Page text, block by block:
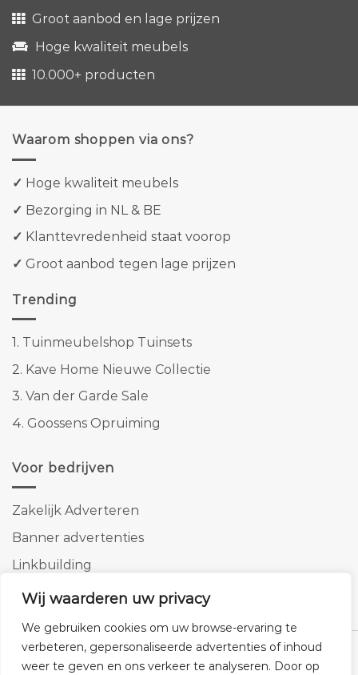
Wij waarderen uw privacy
We gebruiken cookies om uw browse-ervaring te
verbeteren, gepersonaliseerde advertenties of inhoud
weer te geven en ons verkeer te analyseren. Door op
Groot aanbod en lage prijzen
Hoge kwaliteit meubels
10.000+ producten
Waarom shoppen via ons?
✓ Hoge kwaliteit meubels
✓ Bezorging in NL & BE
✓ Klanttevredenheid staat voorop
✓ Groot aanbod tegen lage prijzen
Trending
1. Tuinmeubelshop Tuinsets
2. Kave Home Nieuwe Collectie
3. Van der Garde Sale
4. Goossens Opruiming
Voor bedrijven
Zakelijk Adverteren
Banner advertenties
Linkbuilding
SEO copywriting